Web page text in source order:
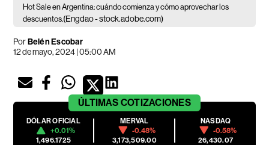
Hot Sale en Argentina: cuándo comienza y cómo aprovechar los
descuentos.(Engdao - stock.adobe.com)
PorBelén Escobar
12 de mayo, 2024 | 05:00 AM
ÚLTIMAS COTIZACIONES
DÓLAR OFICIAL
+0.01%
1,496.1725
MERVAL
-0.48%
3,173,509.00
NASDAQ
-0.58%
26,430.07